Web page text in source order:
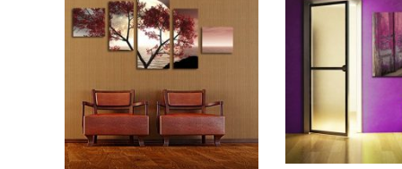
wiele
wariantów.
Opcje
można
wybrać
na
stronie
na